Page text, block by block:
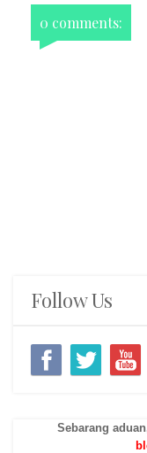
0 comments:
Follow Us
Sebarang